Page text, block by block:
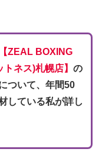
【ZEAL BOXING
ネス)札幌店】 の
ついて、年間50
している私が詳し